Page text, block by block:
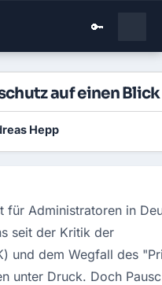
🔑
auf einen Blick
Hepp
für Administratoren in
seit der Kritik der
und dem Wegfall des
unter Druck. Doch